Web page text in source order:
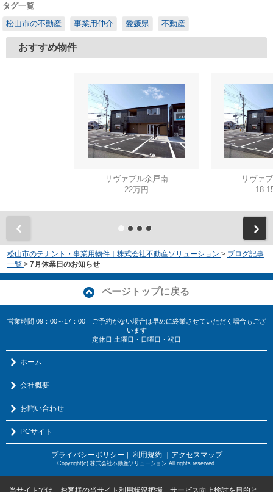
タグ一覧
松山市の不動産
事業用仲介 愛媛県 不動産
おすすめ物件
リヴァブル余戸南
22万円
リヴァ
松山市のテナント・事業用物件｜株式会社不動産ソリューション > ブログ記事
一覧 > 7月休業日のお知らせ
ページトップに戻る
営業時間:09：00～17：00 ご予約がない場合は早めに終業させていただく場合もござ
います
定休日:土曜日・日曜日・祝日
ホーム
会社概要
お問い合わせ
PCサイト
プライバシーポリシー ｜ 利用規約 ｜アクセスマップ
Copyright(c) 株式会社不動産ソリューション All rights reserved.
当サイトでは、お客様の当サイト利用状況把握、サービス向上検討を目的と